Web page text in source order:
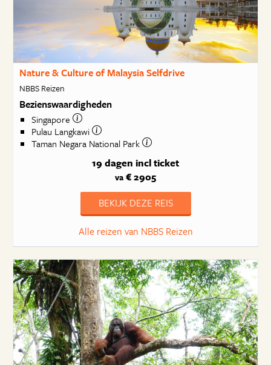
Nature & Culture of Malaysia Selfdrive
NBBS Reizen
Bezienswaardigheden
Singapore
Pulau Langkawi
Taman Negara National Park
19 dagen incl ticket
va € 2905
BEKIJK DEZE REIS
Alle reizen van NBBS Reizen